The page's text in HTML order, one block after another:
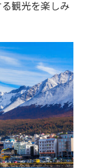
観光を楽しみ